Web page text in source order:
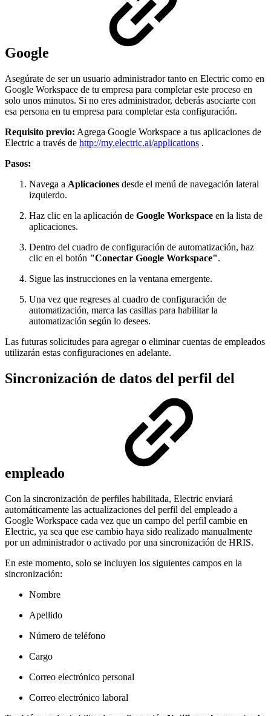
Google
Asegúrate de ser un usuario administrador tanto en Electric como en
Google Workspace de tu empresa para completar este proceso en
solo unos minutos. Si no eres administrador, deberás asociarte con
esa persona en tu empresa para completar esta configuración.
Requisito previo: Agrega Google Workspace a tus aplicaciones de
Electric a través de http://my.electric.ai/applications .
Pasos:
Navega a Aplicaciones desde el menú de navegación lateral
izquierdo.
Haz clic en la aplicación de Google Workspace en la lista de
aplicaciones.
Dentro del cuadro de configuración de automatización, haz
clic en el botón "Conectar Google Workspace".
Sigue las instrucciones en la ventana emergente.
Una vez que regreses al cuadro de configuración de
automatización, marca las casillas para habilitar la
automatización según lo desees.
Las futuras solicitudes para agregar o eliminar cuentas de empleados
utilizarán estas configuraciones en adelante.
Sincronización de datos del perfil del
empleado
Con la sincronización de perfiles habilitada, Electric enviará
automáticamente las actualizaciones del perfil del empleado a
Google Workspace cada vez que un campo del perfil cambie en
Electric, ya sea que ese cambio haya sido realizado manualmente
por un administrador o activado por una sincronización de HRIS.
En este momento, solo se incluyen los siguientes campos en la
sincronización:
Nombre
Apellido
Número de teléfono
Cargo
Correo electrónico personal
Correo electrónico laboral